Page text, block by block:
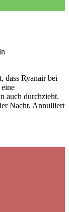
dass Ryanair bei
auch durchzieht.
Nacht. Annulliert